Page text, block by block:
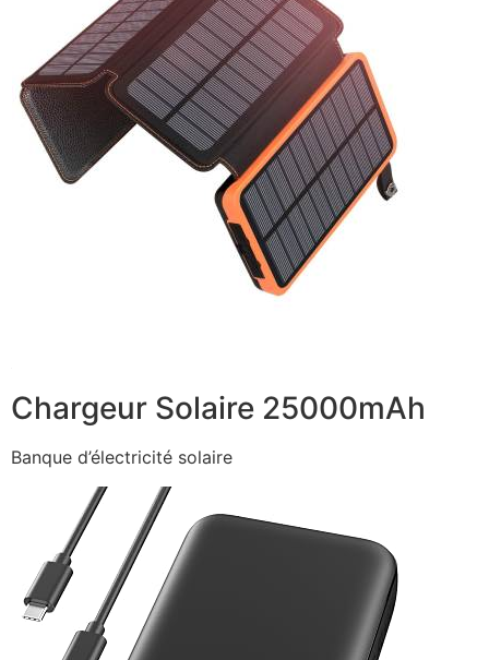
Chargeur Solaire 25000mAh
Banque d’électricité solaire